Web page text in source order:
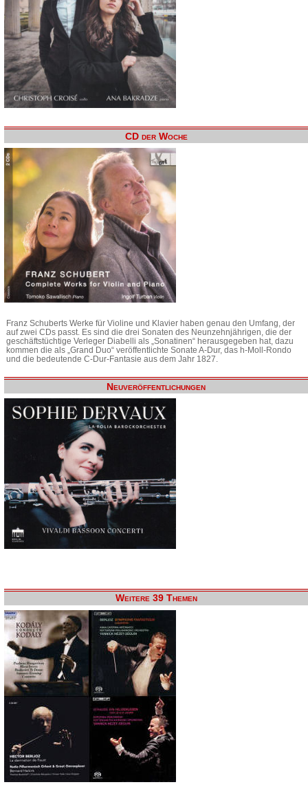
CD der Woche
Franz Schuberts Werke für Violine und Klavier haben genau den Umfang, der
auf zwei CDs passt. Es sind die drei Sonaten des Neunzehnjährigen, die der
geschäftstüchtige Verleger Diabelli als „Sonatinen“ herausgegeben hat, dazu
kommen die als „Grand Duo“ veröffentlichte Sonate A-Dur, das h-Moll-Rondo
und die bedeutende C-Dur-Fantasie aus dem Jahr 1827.
Neuveröffentlichungen
Weitere 39 Themen